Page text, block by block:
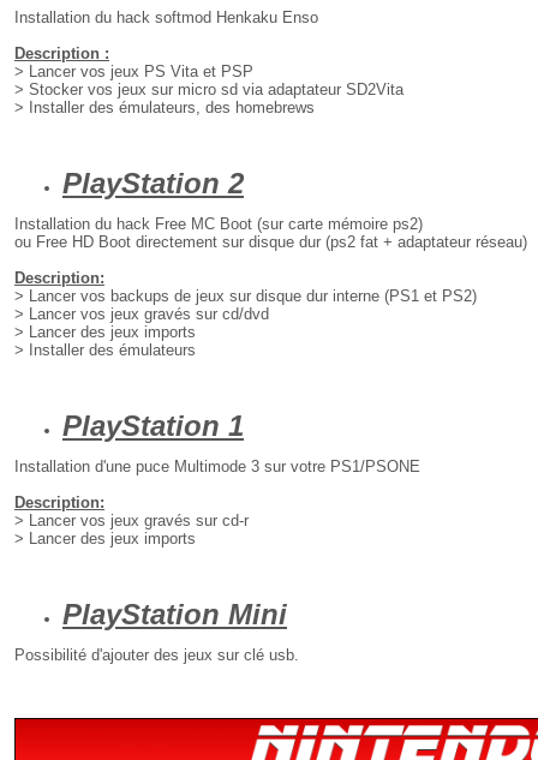
Installation du hack softmod Henkaku Enso
Description :
> Lancer vos jeux PS Vita et PSP
> Stocker vos jeux sur micro sd via adaptateur SD2Vita
> Installer des émulateurs, des homebrews
PlayStation 2
Installation du hack Free MC Boot (sur carte mémoire ps2)
ou Free HD Boot directement sur disque dur (ps2 fat + adaptateur réseau)
Description:
> Lancer vos backups de jeux sur disque dur interne (PS1 et PS2)
> Lancer vos jeux gravés sur cd/dvd
> Lancer des jeux imports
> Installer des émulateurs
PlayStation 1
Installation d'une puce Multimode 3 sur votre PS1/PSONE
Description:
> Lancer vos jeux gravés sur cd-r
> Lancer des jeux imports
PlayStation Mini
Possibilité d'ajouter des jeux sur clé usb.